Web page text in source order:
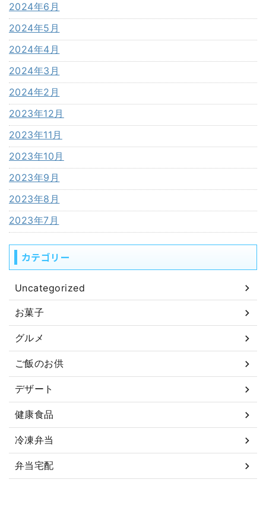
2024年6月
2024年5月
2024年4月
2024年3月
2024年2月
2023年12月
2023年11月
2023年10月
2023年9月
2023年8月
2023年7月
カテゴリー
Uncategorized
お菓子
グルメ
ご飯のお供
デザート
健康食品
冷凍弁当
弁当宅配